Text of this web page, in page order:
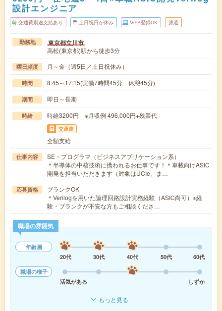
設計エンジニア
交通費別途支給あり 土日祝日が休み WEB登録OK 派遣
勤務地 東京都立川市
高松(東京都)駅から徒歩3分
曜日頻度 月～金（週5日／土日祝休み）
時間 8:45～17:15(実働7時間45分 休憩45分)
期間 即日～長期
時給 時給3200円 ※月収例 496,000円+残業代
交通費
全額支給
仕事内容
SE・プログラマ（ビジネスアプリケーション系）
＊半導体の中核技術に携われるお仕事です！＊車載向けASIC
開発を担当いただきます（対象はUCIe、ま…
応募資格
ブランクOK
＊Verilogを用いた論理回路設計実務経験（ASIC尚可）※経
験・ブランクが不安な方もご相談くださ…
職場の雰囲気
年齢層
20代
30代 40代 50代
60代
職場の様子
活気がある
しずか
もっと見る